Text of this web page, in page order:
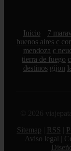
Inicio 7
buenos aires c
mendoza c
tierra de fuego
destinos gijon
© 2026
Sitemap
RSS
Aviso legal